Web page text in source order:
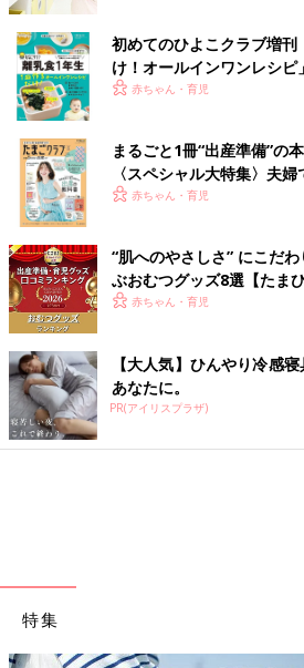
初めてのひよこクラブ増
け！オールインワン​レシピ」
赤ちゃん・育児
まるごと1冊“出産準備”の
〈スペシャル大特集〉夫
赤ちゃん・育児
“肌へのやさしさ” にこだ
ぶおむつグッズ8選【たま
2026】
赤ちゃん・育児
【大人気】ひんやり冷感
あなたに。
PR(アイリスプラザ)
特集